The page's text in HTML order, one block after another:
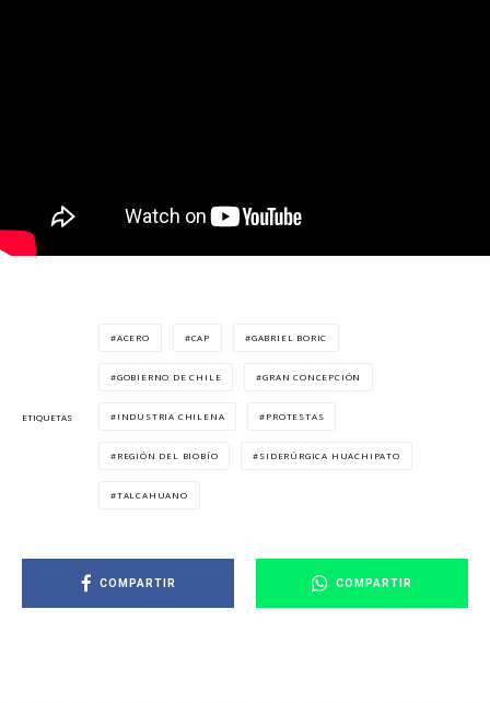
ETIQUETAS
ACERO CAP GABRIEL BORIC
GOBIERNO DE CHILE GRAN CONCEPCIÓN
INDUSTRIA CHILENA PROTESTAS
REGIÓN DEL BIOBÍO SIDERÚRGICA HUACHIPATO
TALCAHUANO
COMPARTIR COMPARTIR